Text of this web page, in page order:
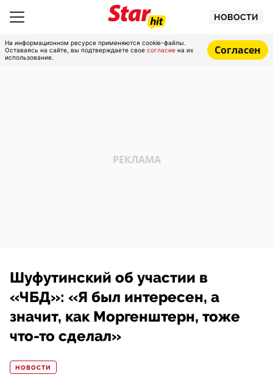
НОВОСТИ
На информационном ресурсе применяются cookie-файлы.
Оставаясь на сайте, вы подтверждаете свое согласие на их
использование.
Согласен
Шуфутинский об участии в
«ЧБД»: «Я был интересен, а
значит, как Моргенштерн, тоже
что-то сделал»
НОВОСТИ